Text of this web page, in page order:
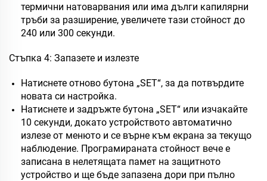
термични натоварвания или има дълги капилярни
тръби за разширение, увеличете тази стойност до
240 или 300 секунди.
Стъпка 4: Запазете и излезте
Натиснете отново бутона „SET“, за да потвърдите
новата си настройка.
Натиснете и задръжте бутона „SET“ или изчакайте
10 секунди, докато устройството автоматично
излезе от менюто и се върне към екрана за текущо
наблюдение. Програмираната стойност вече е
записана в нелетящата памет на защитното
устройство и ще бъде запазена дори при пълно